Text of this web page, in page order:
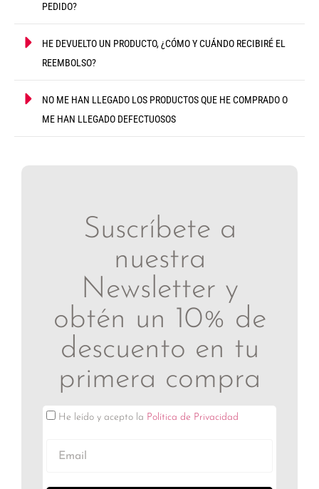
PEDIDO?
HE DEVUELTO UN PRODUCTO, ¿CÓMO Y CUÁNDO RECIBIRÉ EL
REEMBOLSO?
NO ME HAN LLEGADO LOS PRODUCTOS QUE HE COMPRADO O
ME HAN LLEGADO DEFECTUOSOS
Suscríbete a
nuestra
Newsletter y
obtén un 10% de
descuento en tu
primera compra
He leído y acepto la Política de Privacidad